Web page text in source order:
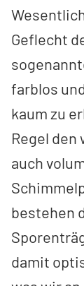
Geflecht
farblos
kaum zu
Regel
auch
bestehen
damit